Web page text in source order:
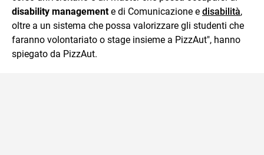
disability managemente di Comunicazione e disabilità,
oltre a un sistema che possa valorizzare gli studenti che
faranno volontariato o stage insieme a PizzAut", hanno
spiegato da PizzAut.